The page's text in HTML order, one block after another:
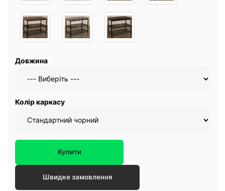
Довжина
Колір каркасу
Купити
Швидке замовлення